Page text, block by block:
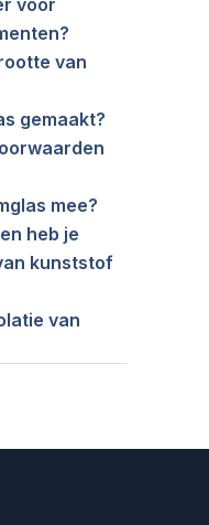
van
gemaakt?
mee?
heb je
kunststof
van